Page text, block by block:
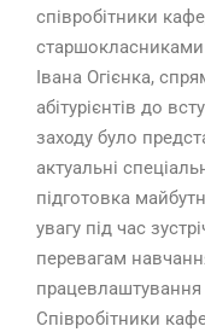
співробітники
старшокласниками
Івана Огієнка,
абітурієнтів до
заходу було
актуальні
підготовка
увагу під час
перевагам
працевлаштування
Співробітники